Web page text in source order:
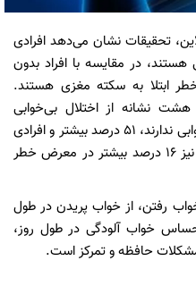
تحقیقات نشان می‌دهد افرادی
در مقایسه با افراد بدون
خطر ابتلا به سکته مغزی هستند.
نشانه از اختلال بی‌خوابی
هستند، در مقایسه با افرادی که بی‌خوابی ندارند، ۵۱ درصد بیشتر و افرادی
که دارای یک تا چهار علامت هستند نیز ۱۶ درصد بیشتر در معرض خطر
رفتن، از خواب پریدن در طول
خواب آلودگی در طول روز،
حافظه و تمرکز است.